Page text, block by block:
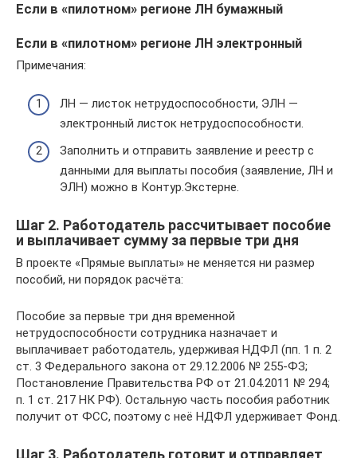
Если в «пилотном» регионе ЛН бумажный
Если в «пилотном» регионе ЛН электронный
Примечания:
ЛН — листок нетрудоспособности, ЭЛН —
электронный листок нетрудоспособности.
Заполнить и отправить заявление и реестр с
данными для выплаты пособия (заявление, ЛН и
ЭЛН) можно в Контур.Экстерне.
Шаг 2. Работодатель рассчитывает пособие
и выплачивает сумму за первые три дня
В проекте «Прямые выплаты» не меняется ни размер
пособий, ни порядок расчёта:
Пособие за первые три дня временной
нетрудоспособности сотрудника назначает и
выплачивает работодатель, удерживая НДФЛ (пп. 1 п. 2
ст. 3 Федерального закона от 29.12.2006 № 255-ФЗ;
Постановление Правительства РФ от 21.04.2011 № 294;
п. 1 ст. 217 НК РФ). Остальную часть пособия работник
получит от ФСС, поэтому с неё НДФЛ удерживает Фонд.
Шаг 3. Работодатель готовит и отправляет